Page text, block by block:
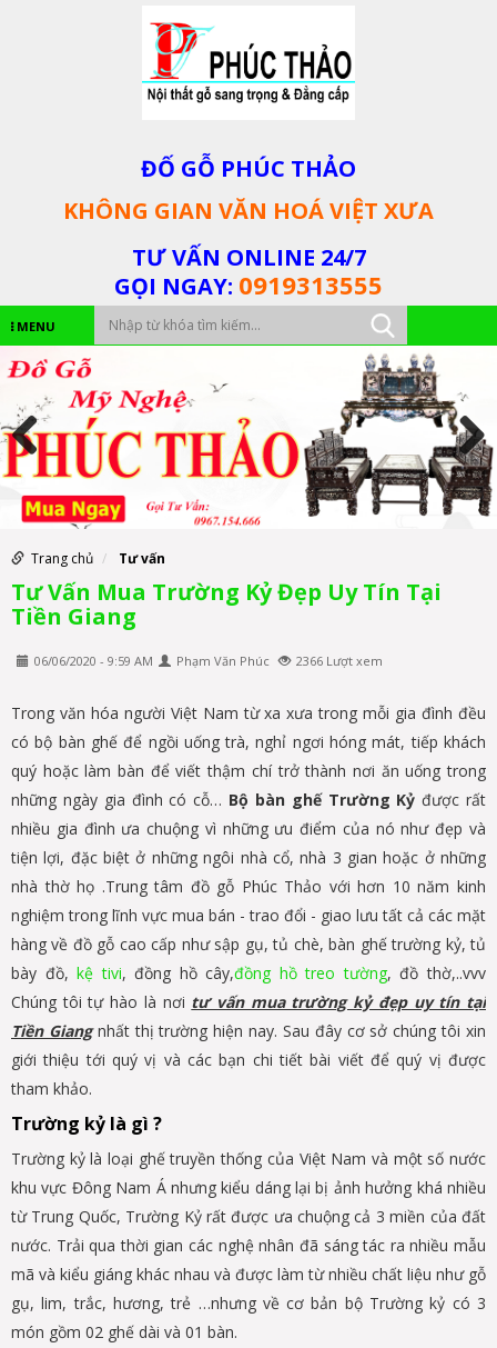
ĐỐ GỖ PHÚC THẢO
KHÔNG GIAN VĂN HOÁ VIỆT XƯA
TƯ VẤN ONLINE 24/7
GỌI NGAY: 0919313555
MENU
Trang chủ Tư vấn
Tư Vấn Mua Trường Kỷ Đẹp Uy Tín Tại
Tiền Giang
06/06/2020 - 9:59 AM Phạm Văn Phúc 2366 Lượt xem
Trong văn hóa người Việt Nam từ xa xưa trong mỗi gia đình đều
có bộ bàn ghế để ngồi uống trà, nghỉ ngơi hóng mát, tiếp khách
quý hoặc làm bàn để viết thậm chí trở thành nơi ăn uống trong
những ngày gia đình có cỗ… Bộ bàn ghế Trường Kỷ được rất
nhiều gia đình ưa chuộng vì những ưu điểm của nó như đẹp và
tiện lợi, đặc biệt ở những ngôi nhà cổ, nhà 3 gian hoặc ở những
nhà thờ họ .Trung tâm đồ gỗ Phúc Thảo với hơn 10 năm kinh
nghiệm trong lĩnh vực mua bán - trao đổi - giao lưu tất cả các mặt
hàng về đồ gỗ cao cấp như sập gụ, tủ chè, bàn ghế trường kỷ, tủ
bày đồ,kệ tivi, đồng hồ cây,đồng hồ treo tường, đồ thờ,..vvv
Chúng tôi tự hào là nơi tư vấn mua trường kỷ đẹp uy tín tại
Tiền Giangnhất thị trường hiện nay. Sau đây cơ sở chúng tôi xin
giới thiệu tới quý vị và các bạn chi tiết bài viết để quý vị được
tham khảo.
Trường kỷ là gì ?
Trường kỷ là loại ghế truyền thống của Việt Nam và một số nước
khu vực Đông Nam Á nhưng kiểu dáng lại bị ảnh hưởng khá nhiều
từ Trung Quốc, Trường Kỷ rất được ưa chuộng cả 3 miền của đất
nước. Trải qua thời gian các nghệ nhân đã sáng tác ra nhiều mẫu
mã và kiểu giáng khác nhau và được làm từ nhiều chất liệu như gỗ
gụ, lim, trắc, hương, trẻ …nhưng về cơ bản bộ Trường kỷ có 3
món gồm 02 ghế dài và 01 bàn.